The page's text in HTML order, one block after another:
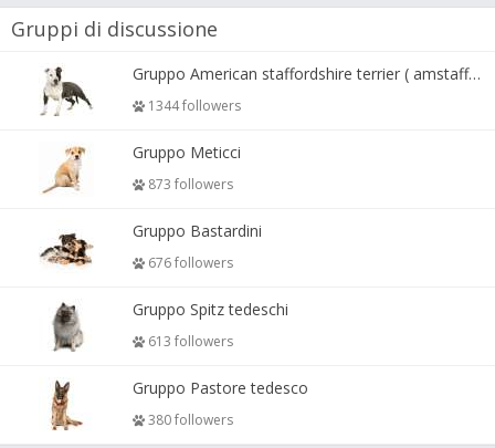
Gruppi di discussione
Gruppo American staffordshire terrier ( amstaff, amastaff )
1344 followers
Gruppo Meticci
873 followers
Gruppo Bastardini
676 followers
Gruppo Spitz tedeschi
613 followers
Gruppo Pastore tedesco
380 followers